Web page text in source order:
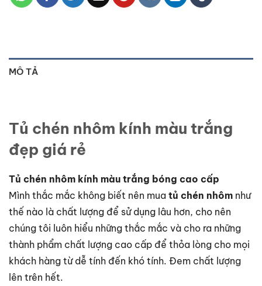
MÔ TẢ
Tủ chén nhôm kính màu trắng
đẹp giá rẻ
Tủ chén nhôm kính màu trắng bóng cao cấp
Mình thắc mắc không biết nên mua tủ chén nhôm như
thế nào là chất lượng để sử dụng lâu hơn, cho nên
chúng tôi luôn hiểu những thắc mắc và cho ra những
thành phẩm chất lượng cao cấp để thỏa lòng cho mọi
khách hàng từ dễ tính đến khó tính. Đem chất lượng
lên trên hết.